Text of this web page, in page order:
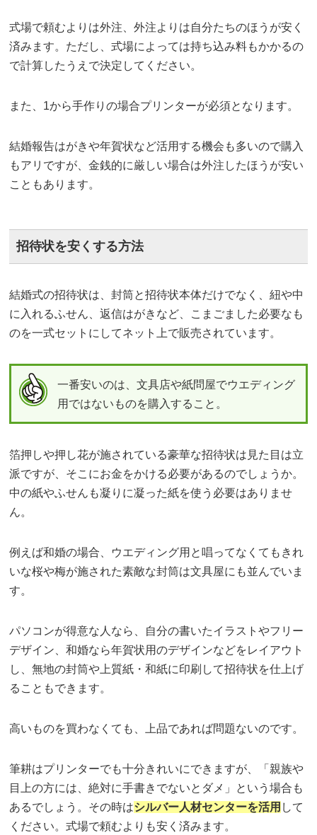
式場で頼むよりは外注、外注よりは自分たちのほうが安く
済みます。ただし、式場によっては持ち込み料もかかるの
で計算したうえで決定してください。
また、1から手作りの場合プリンターが必須となります。
結婚報告はがきや年賀状など活用する機会も多いので購入
もアリですが、金銭的に厳しい場合は外注したほうが安い
こともあります。
招待状を安くする方法
結婚式の招待状は、封筒と招待状本体だけでなく、紐や中
に入れるふせん、返信はがきなど、こまごました必要なも
のを一式セットにしてネット上で販売されています。
一番安いのは、文具店や紙問屋でウエディング
用ではないものを購入すること。
箔押しや押し花が施されている豪華な招待状は見た目は立
派ですが、そこにお金をかける必要があるのでしょうか。
中の紙やふせんも凝りに凝った紙を使う必要はありませ
ん。
例えば和婚の場合、ウエディング用と唱ってなくてもきれ
いな桜や梅が施された素敵な封筒は文具屋にも並んでいま
す。
パソコンが得意な人なら、自分の書いたイラストやフリー
デザイン、和婚なら年賀状用のデザインなどをレイアウト
し、無地の封筒や上質紙・和紙に印刷して招待状を仕上げ
ることもできます。
高いものを買わなくても、上品であれば問題ないのです。
筆耕はプリンターでも十分きれいにできますが、「親族や
目上の方には、絶対に手書きでないとダメ」という場合も
あるでしょう。その時はシルバー人材センターを活用 して
ください。式場で頼むよりも安く済みます。